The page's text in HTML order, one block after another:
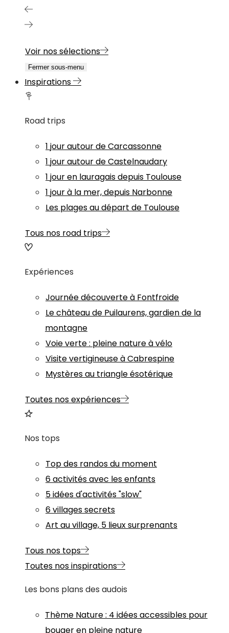
Voir nos sélections
Fermer sous-menu
Inspirations
Road trips
1 jour autour de Carcassonne
1 jour autour de Castelnaudary
1 jour en lauragais depuis Toulouse
1 jour à la mer, depuis Narbonne
Les plages au départ de Toulouse
Tous nos road trips
Expériences
Journée découverte à Fontfroide
Le château de Puilaurens, gardien de la
montagne
Voie verte : pleine nature à vélo
Visite vertigineuse à Cabrespine
Mystères au triangle ésotérique
Toutes nos expériences
Nos tops
Top des randos du moment
6 activités avec les enfants
5 idées d'activités "slow"
6 villages secrets
Art au village, 5 lieux surprenants
Tous nos tops
Toutes nos inspirations
Les bons plans des audois
Thème Nature: 4 idées accessibles pour
bouger en pleine nature